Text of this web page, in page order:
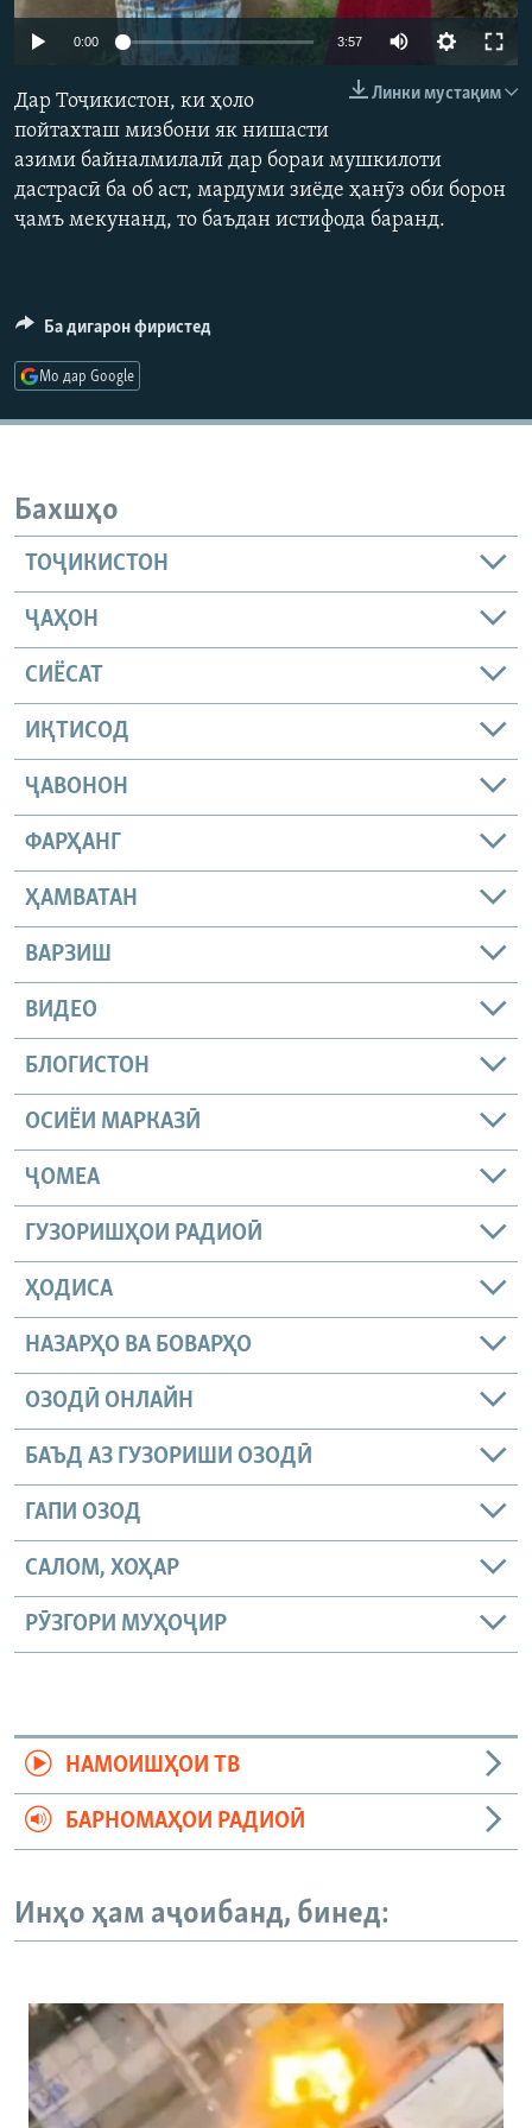
ГУЗОРИШҲОИ РАДИОӢ
Русский
ПАЙГИРӢ КУНЕД
Auto 240p
1080p
0:00 3:57
480p
Линки мустақим
Дар Тоҷикистон, ки ҳоло
пойтахташ мизбони як нишасти
азими байналмилалӣ дар бораи мушкилоти
дастрасӣ ба об аст, мардуми зиёде ҳанӯз оби борон
ҷамъ мекунанд, то баъдан истифода баранд.
Ба дигарон фиристед
Мо дар Google
Бахшҳо
ТОҶИКИСТОН
ҶАҲОН
СИЁСАТ
ИҚТИСОД
ҶАВОНОН
ФАРҲАНГ
ҲАМВАТАН
ВАРЗИШ
ВИДЕО
БЛОГИСТОН
ОСИЁИ МАРКАЗӢ
ҶОМEА
ГУЗОРИШҲОИ РАДИОӢ
ҲОДИСА
НАЗАРҲО ВА БОВАРҲО
ОЗОДӢ ОНЛАЙН
БАЪД АЗ ГУЗОРИШИ ОЗОДӢ
ГАПИ ОЗОД
САЛОМ, ХОҲАР
РӮЗГОРИ МУҲОҶИР
НАМОИШҲОИ ТВ
БАРНОМАҲОИ РАДИОӢ
Инҳо ҳам аҷоибанд, бинед: